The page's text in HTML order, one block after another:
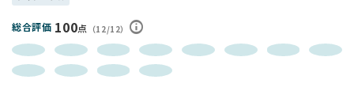
総合評価 100点 （12/12）